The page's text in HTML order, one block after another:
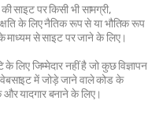
साइट पर किसी भी सामग्री,
के लिए नैतिक रूप से या भौतिक रूप
माध्यम से साइट पर जाने के लिए।
लिए जिम्मेदार नहीं है जो कुछ विज्ञापन
वेबसाइट में जोड़े जाने वाले कोड के
और यादगार बनाने के लिए।